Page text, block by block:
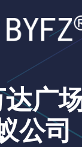
广
公司